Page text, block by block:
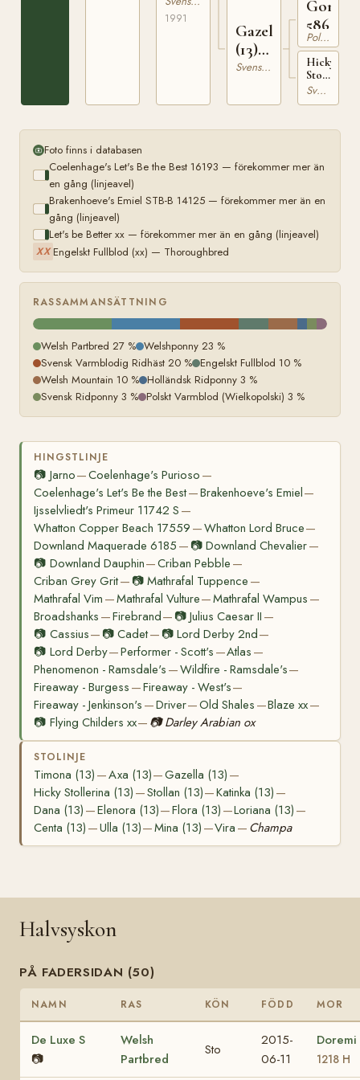
1991
Gazella
(13)
16658
Svensk Varmblodig Ridhäst
Gont
586
Polskt Varmblod (Wielkopolski)
Hicky
Stollerina
(13)
13052
Svensk Varmblodig Ridhäst
Foto finns i databasen
Coelenhage's Let's Be the Best 16193 — förekommer mer än
en gång (linjeavel)
Brakenhoeve's Emiel STB-B 14125 — förekommer mer än en
gång (linjeavel)
Let's be Better xx — förekommer mer än en gång (linjeavel)
XX Engelskt Fullblod (xx) — Thoroughbred
RASSAMMANSÄTTNING
Welsh Partbred 27 % Welshponny 23 %
Svensk Varmblodig Ridhäst 20 % Engelskt Fullblod 10 %
Welsh Mountain 10 % Holländsk Ridponny 3 %
Svensk Ridponny 3 % Polskt Varmblod (Wielkopolski) 3 %
HINGSTLINJE
📷 Jarno—Coelenhage's Purioso —
Coelenhage's Let's Be the Best—Brakenhoeve's Emiel—
Ijsselvliedt's Primeur 11742 S —
Whatton Copper Beach 17559 —Whatton Lord Bruce—
Downland Maquerade 6185 — 📷Downland Chevalier—
📷 Downland Dauphin—Criban Pebble —
Criban Grey Grit— 📷Mathrafal Tuppence —
Mathrafal Vim —Mathrafal Vulture—Mathrafal Wampus —
Broadshanks —Firebrand— 📷Julius Caesar II —
📷 Cassius— 📷Cadet— 📷 Lord Derby 2nd—
📷 Lord Derby—Performer - Scott's —Atlas —
Phenomenon - Ramsdale's —Wildfire - Ramsdale's—
Fireaway - Burgess —Fireaway - West's—
Fireaway - Jenkinson's —Driver—Old Shales —Blaze xx—
📷 Flying Childers xx— 📷 Darley Arabian ox
STOLINJE
Timona (13) —Axa (13)—Gazella (13) —
Hicky Stollerina (13) —Stollan (13)—Katinka (13) —
Dana (13) —Elenora (13)—Flora (13) —Loriana (13) —
Centa (13) —Ulla (13)—Mina (13) —Vira — Champa
Halvsyskon
PÅ FADERSIDAN (50)
NAMN RAS KÖN FÖDD MOR
De Luxe S
📷
Welsh
Partbred
Sto
2015-
06-11
Doremi
1218 H